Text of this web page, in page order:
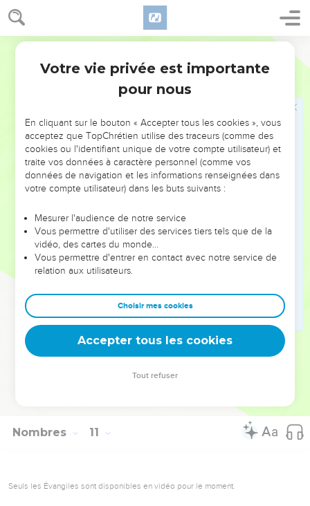
Nombres 10
29 Moïse dit à Hobab, le fils de son beau-père madianite
Réuel : « Nous partons pour l’endroit que l’Eternel a déclaré
bien, car l'Eternel a promis de faire du bien à Israël. »
Hobab lui répondit : « Je ne viendrai pas, j'irai au contraire
Moïse dit : « Ne nous quitte pas, je t’en prie. Puisque tu
connais les endroits où nous campons dans le désert, tu
nous serviras de guide.
Et si tu viens avec nous, nous te ferons jouir du bien que
Ils partirent de la montagne de l'Eternel et marchèrent trois
jours. L'arche de l'alliance de l'Eternel partit devant eux et fit
une marche de trois jours pour leur chercher un lieu de
repos.
La nuée de l'Eternel se trouvait au-dessus d'eux pendant
le jour lorsqu'ils partaient du camp.
Quand l'arche partait, Moïse disait : * « Lève-toi, Eternel, et
que tes ennemis soient dispersés ! Que ceux qui te
Nombres 11
Seuls les Évangiles sont disponibles en vidéo pour le moment.
Votre vie privée est importante
pour nous
En cliquant sur le bouton « Accepter tous les cookies », vous
acceptez que TopChrétien utilise des traceurs (comme des
cookies ou l'identifiant unique de votre compte utilisateur) et
traite vos données à caractère personnel (comme vos
données de navigation et les informations renseignées dans
votre compte utilisateur) dans les buts suivants :
Mesurer l'audience de notre service
Vous permettre d'utiliser des services tiers tels que de la
vidéo, des cartes du monde…
Vous permettre d'entrer en contact avec notre service de
relation aux utilisateurs.
Choisir mes cookies
Accepter tous les cookies
Tout refuser